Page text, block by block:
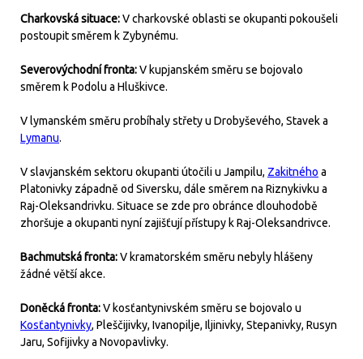
Charkovská situace:V charkovské oblasti se okupanti pokoušeli
postoupit směrem k Zybynému.
Severovýchodní fronta:V kupjanském směru se bojovalo
směrem k Podolu a Hluškivce.
V lymanském směru probíhaly střety u Drobyševého, Stavek a
Lymanu.
V slavjanském sektoru okupanti útočili u Jampilu, Zakitného a
Platonivky západně od Siversku, dále směrem na Riznykivku a
Raj-Oleksandrivku. Situace se zde pro obránce dlouhodobě
zhoršuje a okupanti nyní zajišťují přístupy k Raj-Oleksandrivce.
Bachmutská fronta:V kramatorském směru nebyly hlášeny
žádné větší akce.
Doněcká fronta:V kosťantynivském směru se bojovalo u
Kosťantynivky, Pleščijivky, Ivanopilje, Iljinivky, Stepanivky, Rusyn
Jaru, Sofijivky a Novopavlivky.